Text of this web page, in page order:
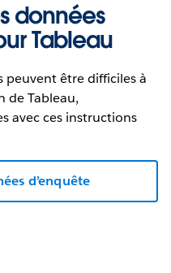
données
Tableau
peuvent être difficiles à
de Tableau,
avec ces instructions
d’enquête